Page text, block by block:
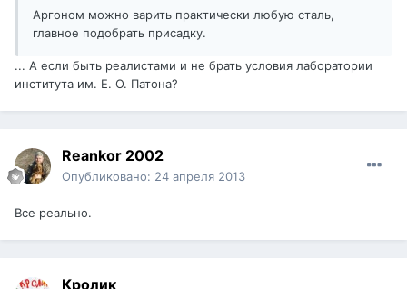
Аргоном можно варить практически любую сталь,
главное подобрать присадку.
... А если быть реалистами и не брать условия лаборатории
института им. Е. О. Патона?
Reankor 2002
Опубликовано: 24 апреля 2013
Все реально.
Кролик